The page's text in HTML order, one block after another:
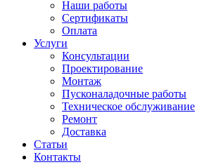
Наши работы
Сертификаты
Оплата
Услуги
Консультации
Проектирование
Монтаж
Пусконаладочные работы
Техническое обслуживание
Ремонт
Доставка
Статьи
Контакты